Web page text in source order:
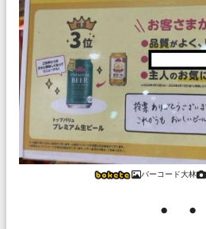
バーコード大林
・・